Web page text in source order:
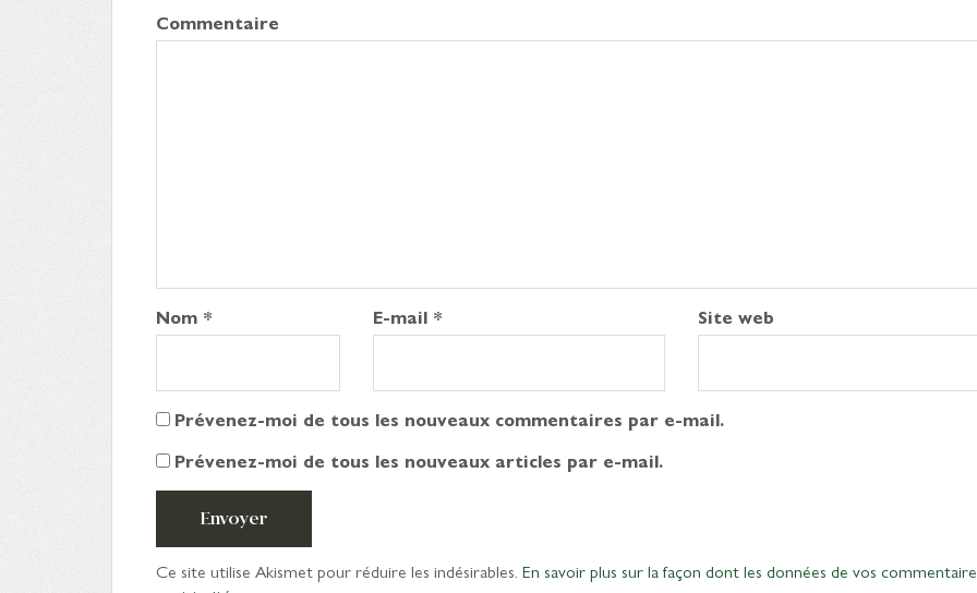
Commentaire
Nom * E-mail * Site web
Prévenez-moi de tous les nouveaux commentaires par e-mail.
Prévenez-moi de tous les nouveaux articles par e-mail.
Envoyer
Ce site utilise Akismet pour réduire les indésirables. En savoir plus sur la façon dont les données de vos